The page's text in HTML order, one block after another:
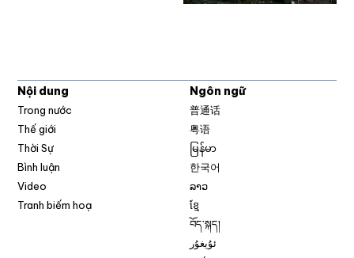
Nội dung
Trong nước
Thế giới
Thời Sự
Bình luận
Video
Tranh biếm hoạ
Ngôn ngữ
普通话
粤语
မြန်မာ
한국어
ລາວ
ខ្មែ
བོད་སྐད།
ئۇيغۇر